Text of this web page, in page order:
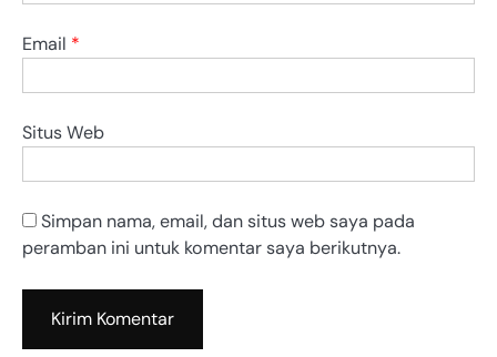
Email *
Situs Web
Simpan nama, email, dan situs web saya pada
peramban ini untuk komentar saya berikutnya.